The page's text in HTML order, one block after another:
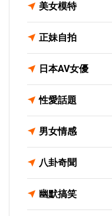
美女模特
正妹自拍
日本AV女優
性愛話題
男女情感
八卦奇聞
幽默搞笑